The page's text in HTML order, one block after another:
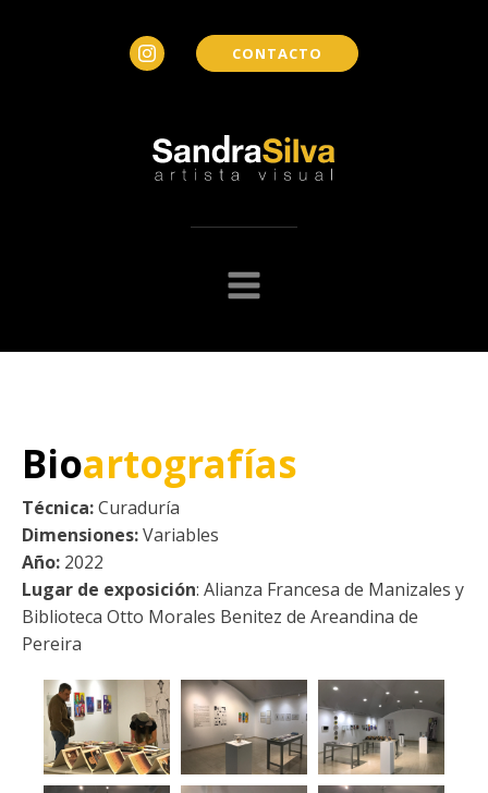
CONTACTO
Bioartografías
Técnica:Curaduría
Dimensiones:Variables
Año: 2022
Lugar de exposición: Alianza Francesa de Manizales y
Biblioteca Otto Morales Benitez de Areandina de
Pereira